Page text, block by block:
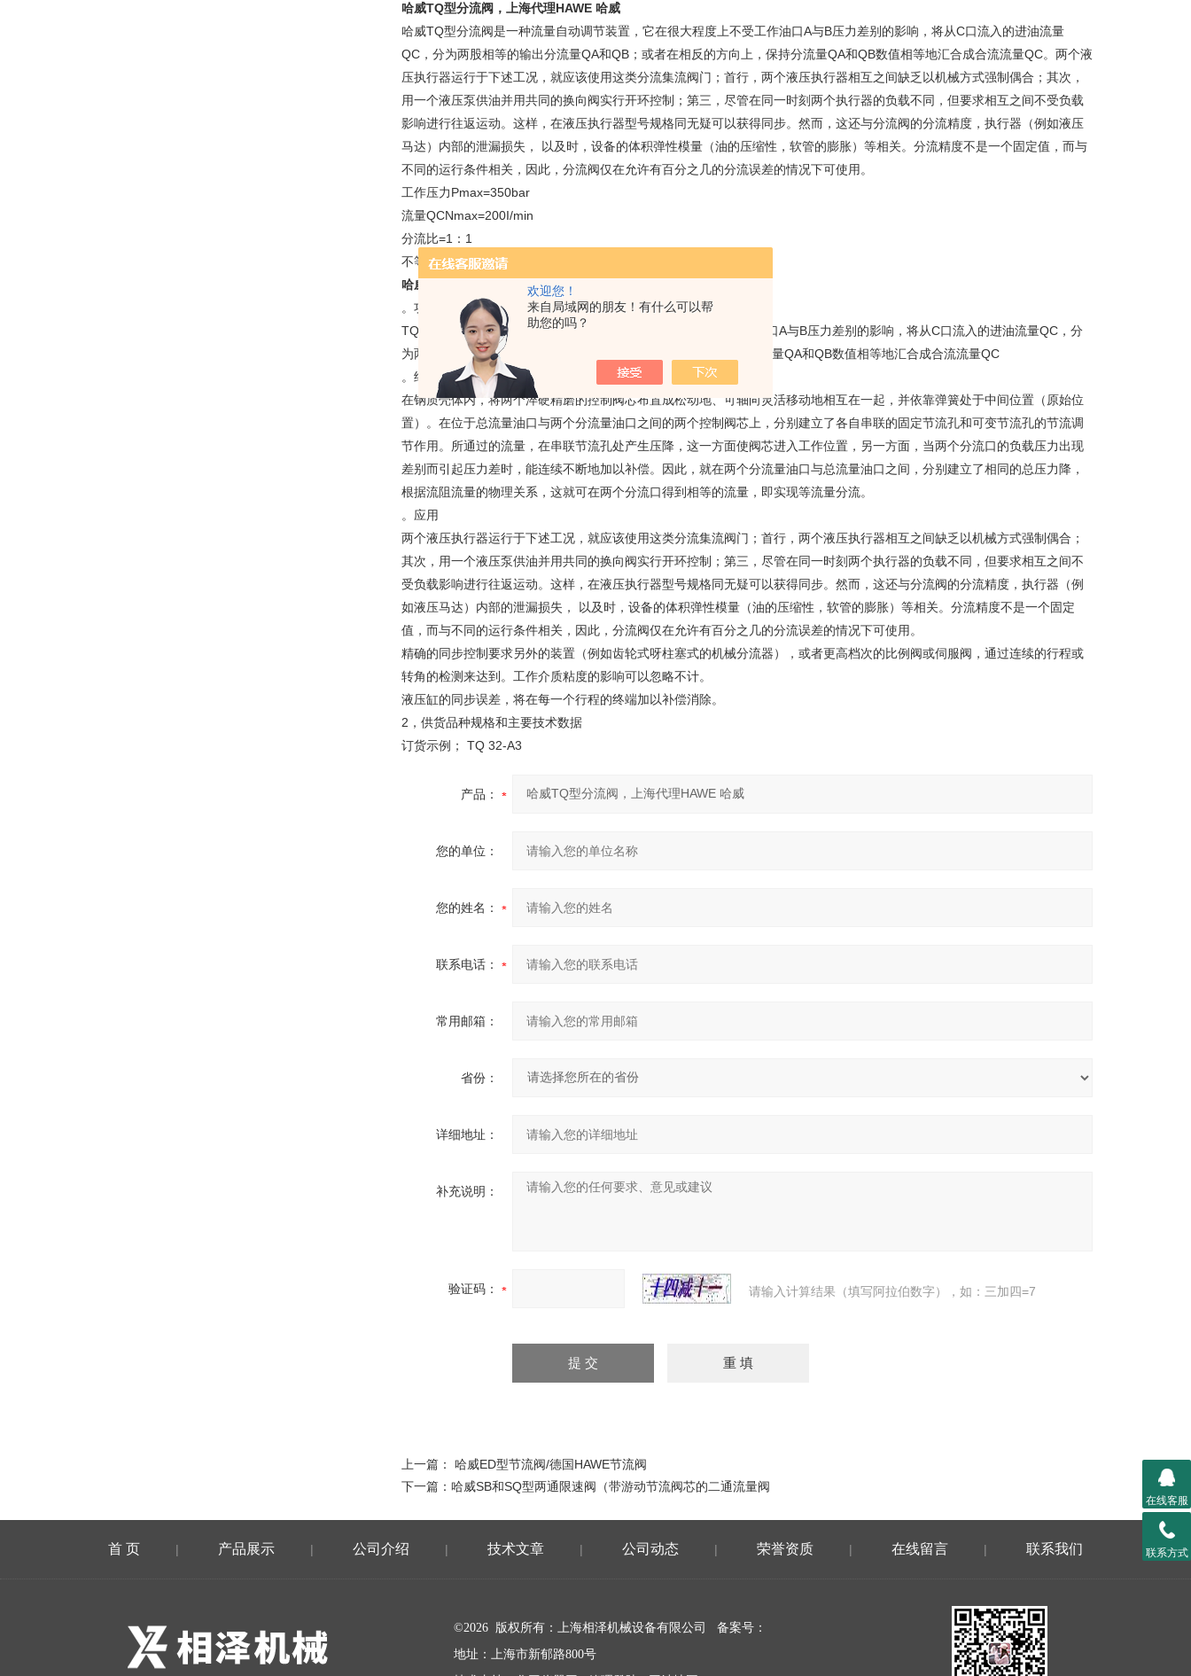
欢迎您！
来自局域网的朋友！有什么可以帮
助您的吗？
哈威TQ型分流阀，上海代理HAWE 哈威
哈威TQ型分流阀是一种流量自动调节装置，它在很大程度上不受工作油口A与B压力差别的影响，将从C口流入的进油流量
QC，分为两股相等的输出分流量QA和QB；或者在相反的方向上，保持分流量QA和QB数值相等地汇合成合流流量QC。两个液
压执行器运行于下述工况，就应该使用这类分流集流阀门；首行，两个液压执行器相互之间缺乏以机械方式强制偶合；其次，
用一个液压泵供油并用共同的换向阀实行开环控制；第三，尽管在同一时刻两个执行器的负载不同，但要求相互之间不受负载
影响进行往返运动。这样，在液压执行器型号规格同无疑可以获得同步。然而，这还与分流阀的分流精度，执行器（例如液压
马达）内部的泄漏损失， 以及时，设备的体积弹性模量（油的压缩性，软管的膨胀）等相关。分流精度不是一个固定值，而与
不同的运行条件相关，因此，分流阀仅在允许有百分之几的分流误差的情况下可使用。
工作压力Pmax=350bar
流量QCNmax=200I/min
分流比=1：1
不等分流比以及其他变型，见第5节
哈威TQ型分流阀，上海代理HAWE 哈威
。功能
TQ型分流阀是一种流量自动调节装置，它在很大程度上不受工作油口A与B压力差别的影响，将从C口流入的进油流量QC，分
为两股相等的输出分流量QA和QB；或者在相反的方向上，保持分流量QA和QB数值相等地汇合成合流流量QC
。结构与工作原理
在钢质壳体内，将两个淬硬精磨的控制阀芯布置成松动地、可轴向灵活移动地相互在一起，并依靠弹簧处于中间位置（原始位
置）。在位于总流量油口与两个分流量油口之间的两个控制阀芯上，分别建立了各自串联的固定节流孔和可变节流孔的节流调
节作用。所通过的流量，在串联节流孔处产生压降，这一方面使阀芯进入工作位置，另一方面，当两个分流口的负载压力出现
差别而引起压力差时，能连续不断地加以补偿。因此，就在两个分流量油口与总流量油口之间，分别建立了相同的总压力降，
根据流阻流量的物理关系，这就可在两个分流口得到相等的流量，即实现等流量分流。
。应用
两个液压执行器运行于下述工况，就应该使用这类分流集流阀门；首行，两个液压执行器相互之间缺乏以机械方式强制偶合；
其次，用一个液压泵供油并用共同的换向阀实行开环控制；第三，尽管在同一时刻两个执行器的负载不同，但要求相互之间不
受负载影响进行往返运动。这样，在液压执行器型号规格同无疑可以获得同步。然而，这还与分流阀的分流精度，执行器（例
如液压马达）内部的泄漏损失， 以及时，设备的体积弹性模量（油的压缩性，软管的膨胀）等相关。分流精度不是一个固定
值，而与不同的运行条件相关，因此，分流阀仅在允许有百分之几的分流误差的情况下可使用。
精确的同步控制要求另外的装置（例如齿轮式呀柱塞式的机械分流器），或者更高档次的比例阀或伺服阀，通过连续的行程或
转角的检测来达到。工作介质粘度的影响可以忽略不计。
液压缸的同步误差，将在每一个行程的终端加以补偿消除。
2，供货品种规格和主要技术数据
订货示例； TQ 32-A3
产品：
您的单位：
您的姓名：
联系电话：
常用邮箱：
省份：
详细地址：
补充说明：
验证码： 请输入计算结果（填写阿拉伯数字），如：三加四=7
上一篇： 哈威ED型节流阀/德国HAWE节流阀
下一篇： 哈威SB和SQ型两通限速阀（带游动节流阀芯的二通流量阀
首 页 | 产品展示 | 公司介绍 | 技术文章 | 公司动态 | 荣誉资质 | 在线留言 | 联系我们
©2026 版权所有：上海相泽机械设备有限公司 备案号：
地址：上海市新郁路800号
在线客服
联系方式